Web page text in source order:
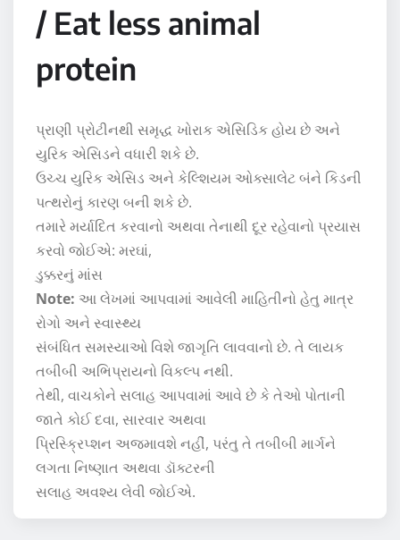
/ Eat less animal
protein
પ્રાણી પ્રોટીનથી સમૃદ્ધ ખોરાક એસિડિક હોય છે અને
યુરિક એસિડને વધારી શકે છે.
ઉચ્ચ યુરિક એસિડ અને કેલ્શિયમ ઓક્સાલેટ બંને કિડની
પત્થરોનું કારણ બની શકે છે.
તમારે મર્યાદિત કરવાનો અથવા તેનાથી દૂર રહેવાનો પ્રયાસ
કરવો જોઈએ: મરઘાં,
ડુક્કરનું માંસ
Note: આ લેખમાં આપવામાં આવેલી માહિતીનો હેતુ માત્ર
રોગો અને સ્વાસ્થ્ય
સંબંધિત સમસ્યાઓ વિશે જાગૃતિ લાવવાનો છે. તે લાયક
તબીબી અભિપ્રાયનો વિકલ્પ નથી.
તેથી, વાચકોને સલાહ આપવામાં આવે છે કે તેઓ પોતાની
જાતે કોઈ દવા, સારવાર અથવા
પ્રિસ્ક્રિપ્શન અજમાવશે નહીં, પરંતુ તે તબીબી માર્ગને
લગતા નિષ્ણાત અથવા ડૉક્ટરની
સલાહ અવશ્ય લેવી જોઈએ.